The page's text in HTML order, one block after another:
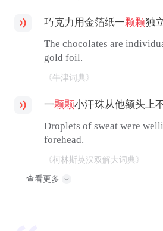
巧克力用金箔纸一颗颗独
The chocolates are
gold foil.
《牛津词典》
一颗颗小汗珠从他额头上
Droplets of sweat were
forehead.
《柯林斯英汉双解大词典》
查看更多